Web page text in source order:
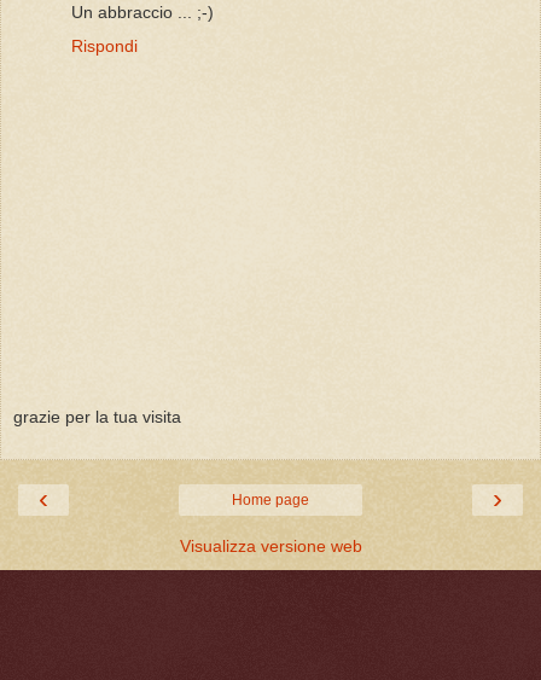
Un abbraccio ... ;-)
Rispondi
grazie per la tua visita
‹ ›
Home page
Visualizza versione web